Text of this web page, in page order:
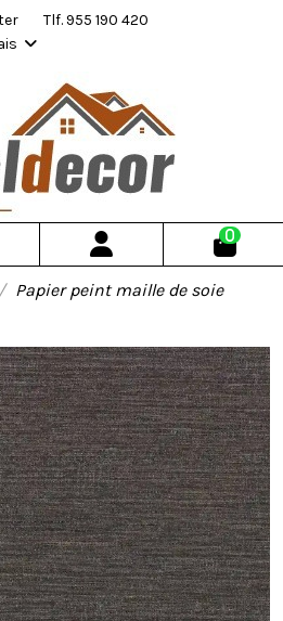
Tlf. 955 190 420
0
Papier peint maille de soie